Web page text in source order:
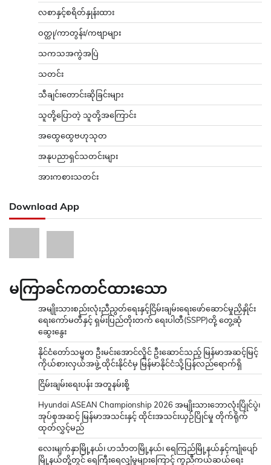
လစာနှင့်စရိတ်နှုန်းထား
ဝတ္ထု/ကာတွန်း/ကဗျာများ
သကသအကွဲအပြဲ
သတင်း
သီချင်းတောင်းဆိုခြင်းများ
သူတို့ပြောတဲ့ သူတို့အကြောင်း
အထွေထွေဗဟုသုတ
အနုပညာရှင်သတင်းများ
အားကစားသတင်း
Download App
မကြာခင်ကတင်ထားသော
အမျိုးသားစည်းလုံးညီညွတ်ရေးနှင့်ငြိမ်းချမ်းရေးဖော်ဆောင်မှုညှိနှိုင်း
ရေးကော်မတီနှင့် ရှမ်းပြည်တိုးတက် ရေးပါတီ(SSPP)တို့ တွေ့ဆုံ
ဆွေးနွေး
နိုင်ငံတော်သမ္မတ ဦးမင်းအောင်လှိုင် ဦးဆောင်သည့် မြန်မာအဆင့်မြင့်
ကိုယ်စားလှယ်အဖွဲ့ ထိုင်းနိုင်ငံမှ မြန်မာနိုင်ငံသို့ပြန်လည်ရောက်ရှိ
ငြိမ်းချမ်းရေးပန်း အတူနမ်းစို့
Hyundai ASEAN Championship 2026 အမျိုးသားဘောလုံးပြိုင်ပွဲ၊
အုပ်စုအဆင့် မြန်မာအသင်းနှင့် ထိုင်းအသင်းယှဉ်ပြိုင်မှု တိုက်ရိုက်
ထုတ်လွှင့်မည်
လေးမျက်နှာမြို့နယ်၊ ဟင်္သာတမြို့နယ်၊ ရေကြည်မြို့နယ်နှင့်ကျုံပျော်
မြို့နယ်တို့တွင် ရေကြီးရေလျှံမှုများကြောင့် ကူညီကယ်ဆယ်ရေး